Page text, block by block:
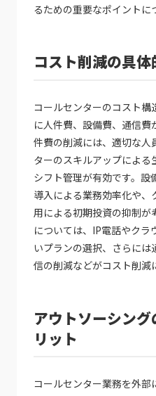
るための重要なポイントに
コスト削減の具
コールセンターのコスト
に人件費、設備費、通信費
件費の削減には、適切な人
ターのスキルアップによ
シフト管理が有効です。設
導入による業務効率化や
用による初期投資の抑制が
については、IP電話やクラ
いプランの選択、さらに
信の削減などがコスト削減
アウトソーシン
リット
コールセンター業務を外